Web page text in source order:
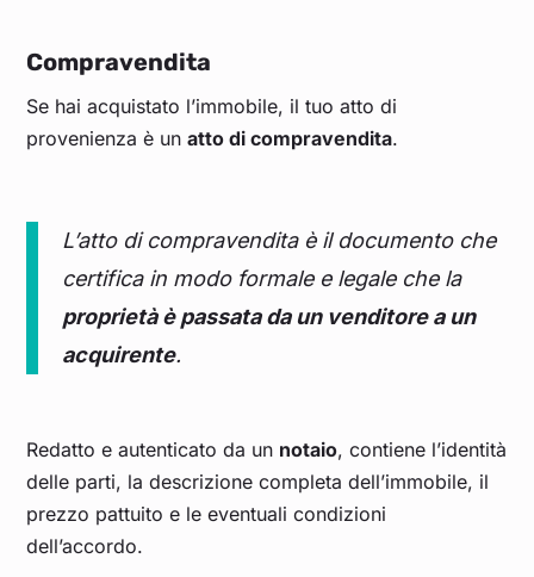
Compravendita
Se hai acquistato l’immobile, il tuo atto di
provenienza è unatto di compravendita.
L’atto di compravendita è il documento che
certifica in modo formale e legale che la
proprietà è passata da un venditore a un
acquirente.
Redatto e autenticato da un notaio, contiene l’identità
delle parti, la descrizione completa dell’immobile, il
prezzo pattuito e le eventuali condizioni
dell’accordo.